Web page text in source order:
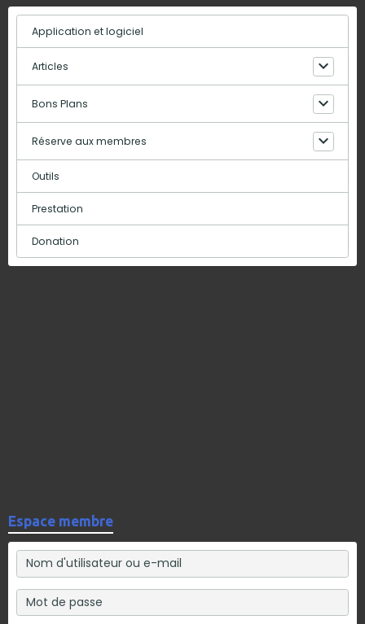
Application et logiciel
Articles
Bons Plans
Réserve aux membres
Outils
Prestation
Donation
Espace membre